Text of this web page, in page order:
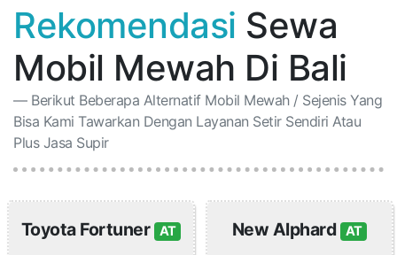
Rekomendasi Sewa
Mobil Mewah Di Bali
Berikut Beberapa Alternatif Mobil Mewah / Sejenis Yang
Bisa Kami Tawarkan Dengan Layanan Setir Sendiri Atau
Plus Jasa Supir
Toyota Fortuner AT New Alphard AT